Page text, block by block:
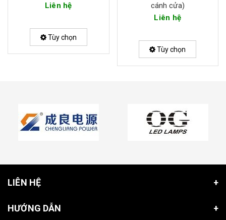
Liên hệ
Tùy chọn
cánh cửa)
Liên hệ
Tùy chọn
LIÊN HỆ
HƯỚNG DẪN